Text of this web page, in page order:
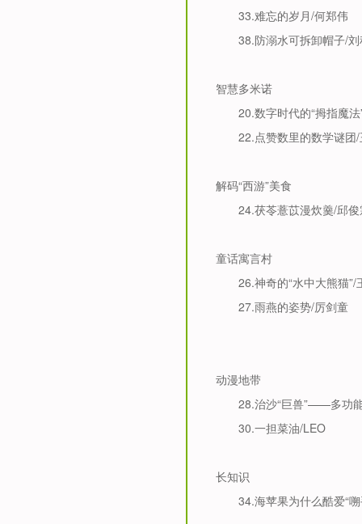
33.难忘的岁月/何郑伟
38.防溺水可拆卸帽子/
智慧多米诺
20.数字时代的“拇指魔法
22.点赞数里的数学谜团/
解码“西游”美食
24.茯苓薏苡漫炊羹/邱
童话寓言村
26.神奇的“水中大熊猫”/
27.雨燕的姿势/厉剑童
动漫地带
28.治沙“巨兽”——多功
30.一担菜油/LEO
长知识
34.海苹果为什么酷爱“